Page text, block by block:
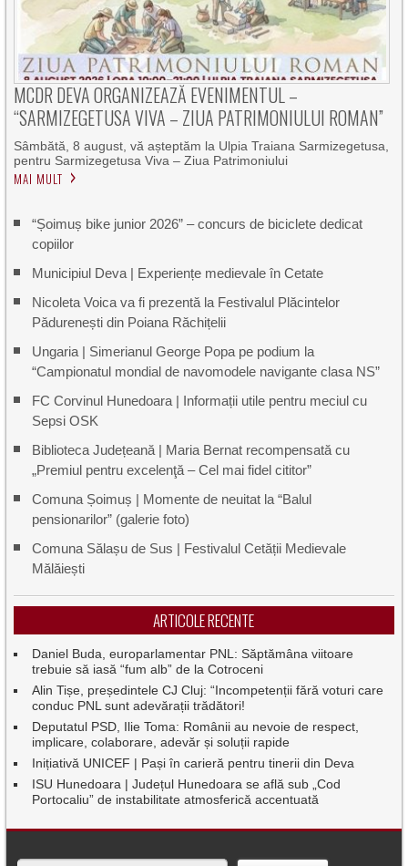
MCDR DEVA ORGANIZEAZĂ EVENIMENTUL –
“SARMIZEGETUSA VIVA – ZIUA PATRIMONIULUI ROMAN”
Sâmbătă, 8 august, vă așteptăm la Ulpia Traiana Sarmizegetusa,
pentru Sarmizegetusa Viva – Ziua Patrimoniului
MAI MULT
“Șoimuș bike junior 2026” – concurs de biciclete dedicat
copiilor
Municipiul Deva | Experiențe medievale în Cetate
Nicoleta Voica va fi prezentă la Festivalul Plăcintelor
Pădurenești din Poiana Răchițelii
Ungaria | Simerianul George Popa pe podium la
“Campionatul mondial de navomodele navigante clasa NS”
FC Corvinul Hunedoara | Informații utile pentru meciul cu
Sepsi OSK
Biblioteca Județeană | Maria Bernat recompensată cu
„Premiul pentru excelenţă – Cel mai fidel cititor”
Comuna Șoimuș | Momente de neuitat la “Balul
pensionarilor” (galerie foto)
Comuna Sălașu de Sus | Festivalul Cetății Medievale
Mălăiești
ARTICOLE RECENTE
Daniel Buda, europarlamentar PNL: Săptămâna viitoare
trebuie să iasă “fum alb” de la Cotroceni
Alin Tișe, președintele CJ Cluj: “Incompetenții fără voturi care
conduc PNL sunt adevărații trădători!
Deputatul PSD, Ilie Toma: Românii au nevoie de respect,
implicare, colaborare, adevăr și soluții rapide
Inițiativă UNICEF | Pași în carieră pentru tinerii din Deva
ISU Hunedoara | Județul Hunedoara se află sub „Cod
Portocaliu” de instabilitate atmosferică accentuată